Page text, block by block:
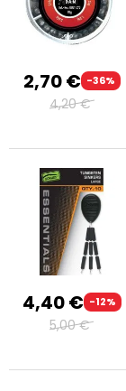
2,70 € -36%
4,20 €
4,40 € -12%
5,00 €